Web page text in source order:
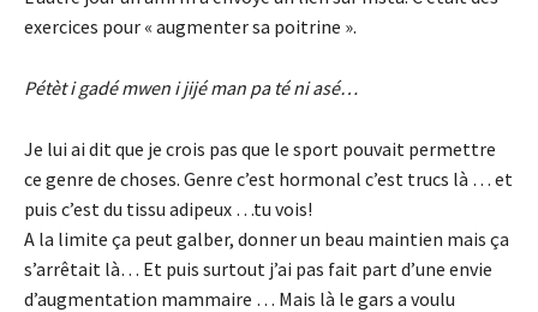
exercices pour « augmenter sa poitrine ».
Pétèt i gadé mwen i jijé man pa té ni asé…
Je lui ai dit que je crois pas que le sport pouvait permettre
ce genre de choses. Genre c’est hormonal c’est trucs là … et
puis c’est du tissu adipeux …tu vois!
A la limite ça peut galber, donner un beau maintien mais ça
s’arrêtait là… Et puis surtout j’ai pas fait part d’une envie
d’augmentation mammaire … Mais là le gars a voulu